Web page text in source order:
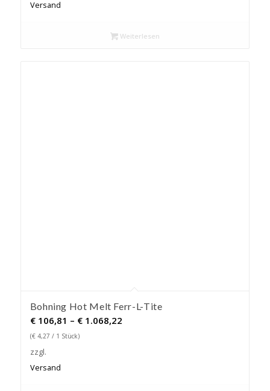
Versand
Weiterlesen
Bohning Hot Melt Ferr-L-Tite
€106,81 – €1.068,22Preisspanne:
(€4,27 / 1 Stück)
zzgl.
Versand